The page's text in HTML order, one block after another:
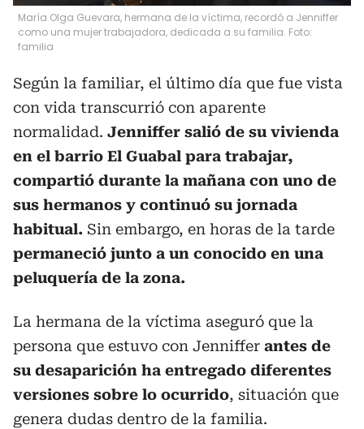
María Olga Guevara, hermana de la víctima, recordó a Jenniffer
como una mujer trabajadora, dedicada a su familia. Foto:
familia
Según la familiar, el último día que fue vista
con vida transcurrió con aparente
normalidad. Jenniffer salió de su vivienda
en el barrio El Guabal para trabajar,
compartió durante la mañana con uno de
sus hermanos y continuó su jornada
habitual. Sin embargo, en horas de la tarde
permaneció junto a un conocido en una
peluquería de la zona.
La hermana de la víctima aseguró que la
persona que estuvo con Jenniffer antes de
su desaparición ha entregado diferentes
versiones sobre lo ocurrido, situación que
genera dudas dentro de la familia.